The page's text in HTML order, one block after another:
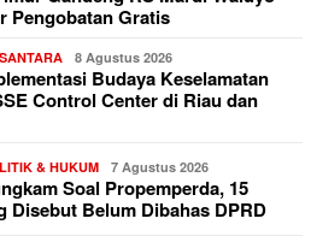
Pengobatan Gratis
8 Agustus 2026
Budaya Keselamatan
Control Center di Riau dan
& HUKUM 7 Agustus 2026
Soal Propemperda, 15
Disebut Belum Dibahas DPRD